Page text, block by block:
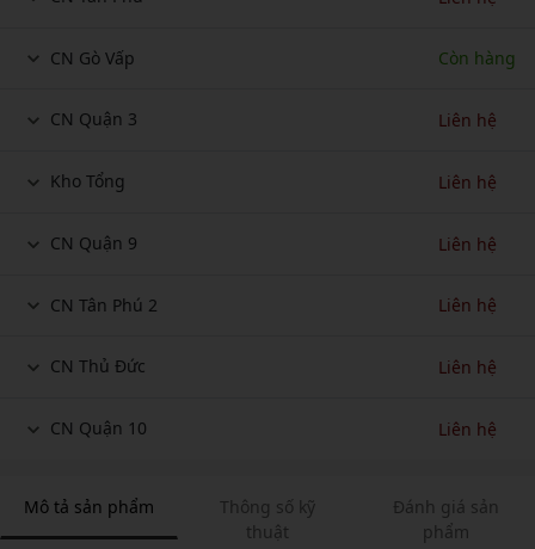
CN Gò Vấp Còn hàng
CN Quận 3 Liên hệ
Kho Tổng Liên hệ
CN Quận 9 Liên hệ
CN Tân Phú 2 Liên hệ
CN Thủ Đức Liên hệ
CN Quận 10 Liên hệ
Mô tả sản phẩm
Thông số kỹ
thuật
Đánh giá sản
phẩm